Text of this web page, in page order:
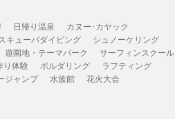
日帰り温泉
カヌー･カヤック
キューバダイビング
シュノーケリング
遊園地・テーマパーク
サーフィンスクール
り体験 ボルダリング
ラフティング
ジャンプ 水族館 花火大会